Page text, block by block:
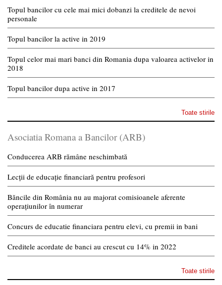
Topul bancilor cu cele mai mici dobanzi la creditele de nevoi
personale
Topul bancilor la active in 2019
Topul celor mai mari banci din Romania dupa valoarea activelor in
2018
Topul bancilor dupa active in 2017
Toate stirile
Asociatia Romana a Bancilor (ARB)
Conducerea ARB rămâne neschimbată
Lecții de educație financiară pentru profesori
Băncile din România nu au majorat comisioanele aferente
operațiunilor în numerar
Concurs de educatie financiara pentru elevi, cu premii in bani
Creditele acordate de banci au crescut cu 14% in 2022
Toate stirile